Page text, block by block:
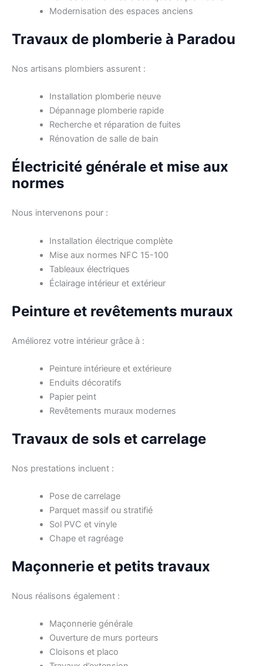
Modernisation des espaces anciens
Travaux de plomberie à Paradou
Nos artisans plombiers assurent :
Installation plomberie neuve
Dépannage plomberie rapide
Recherche et réparation de fuites
Rénovation de salle de bain
Électricité générale et mise aux
normes
Nous intervenons pour :
Installation électrique complète
Mise aux normes NFC 15-100
Tableaux électriques
Éclairage intérieur et extérieur
Peinture et revêtements muraux
Améliorez votre intérieur grâce à :
Peinture intérieure et extérieure
Enduits décoratifs
Papier peint
Revêtements muraux modernes
Travaux de sols et carrelage
Nos prestations incluent :
Pose de carrelage
Parquet massif ou stratifié
Sol PVC et vinyle
Chape et ragréage
Maçonnerie et petits travaux
Nous réalisons également :
Maçonnerie générale
Ouverture de murs porteurs
Cloisons et placo